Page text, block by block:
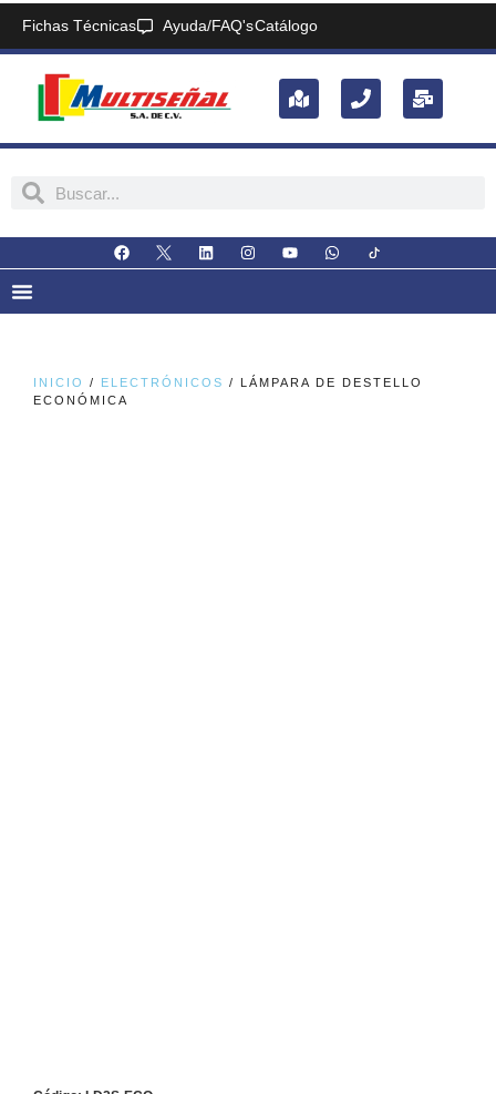
Fichas Técnicas Ayuda/FAQ'sCatálogo
INICIO / ELECTRÓNICOS / LÁMPARA DE DESTELLO
ECONÓMICA